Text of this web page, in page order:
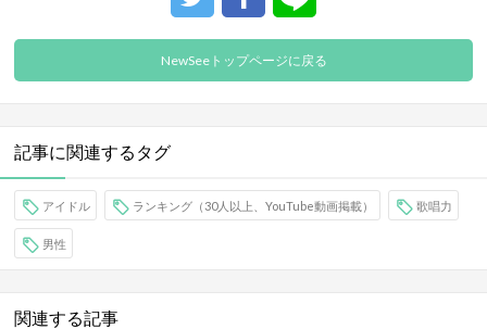
NewSeeトップページに戻る
記事に関連するタグ
アイドル ランキング（30人以上、YouTube動画掲載） 歌唱力
男性
関連する記事